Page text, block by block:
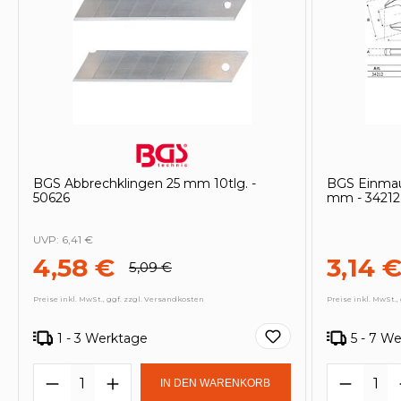
BGS Abbrechklingen 25 mm 10tlg. -
50626
4,58 € 5,09 €
UVP: 6,41 €
Preise inkl. MwSt., ggf. zzgl. Versandkosten
1 - 3 Werktage
Produkt Anzahl: Gib den
IN DEN WARENKORB
BGS
mm - 34212
3,14 €
Preise inkl.
5 - 7